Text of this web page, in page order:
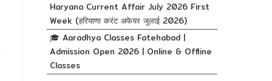
Haryana Current Affair July 2026 First
Week (हरियाणा करंट अफेयर जुलाई 2026)
🎓 Aaradhya Classes Fatehabad |
Admission Open 2026 | Online & Offline
Classes